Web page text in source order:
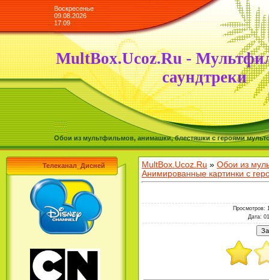
Воскресенье
09.08.2026
17:09
MultBox.Ucoz.Ru -
саундтреки
Обои из мультфильмов, анимашки, блестяшки с героями
Телеканал_Дисней MultBox.Ucoz.Ru » Обои из
Анимированные картинки с
Просмотров:
Дата: